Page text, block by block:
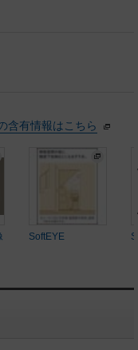
含有情報はこちら
SoftEYE